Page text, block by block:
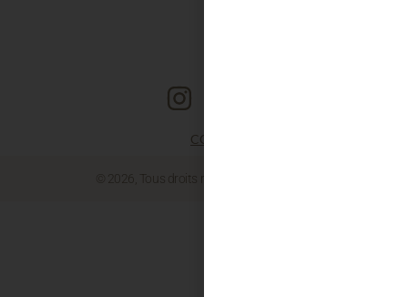
CGV
© 2026, Tous droits réservés, SIERRA SAS